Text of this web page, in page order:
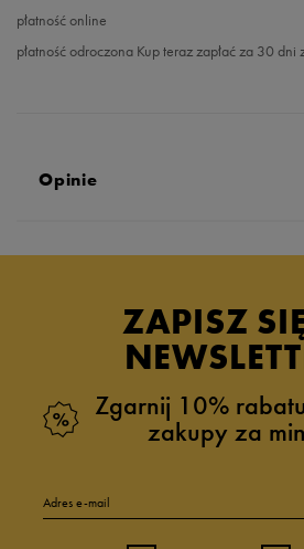
płatność online
płatność odroczona Kup teraz zapłać za 30 dni
Opinie
ZAPISZ
Zgarnij 10%
zakupy za
Adres e-mail